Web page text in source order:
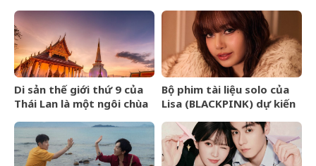
Di sản thế giới thứ 9 của
Thái Lan là một ngôi chùa
Bộ phim tài liệu solo của
Lisa (BLACKPINK) dự kiến
TIFF 2026